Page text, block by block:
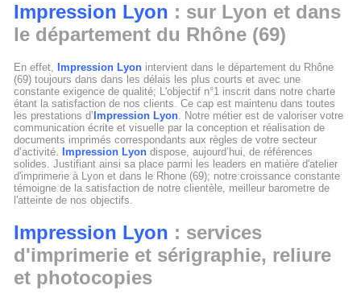
Impression Lyon : sur Lyon et dans
le département du Rhône (69)
En effet, Impression Lyon intervient dans le département du Rhône
(69) toujours dans dans les délais les plus courts et avec une
constante exigence de qualité; L'objectif n°1 inscrit dans notre charte
étant la satisfaction de nos clients. Ce cap est maintenu dans toutes
les prestations d’ Impression Lyon. Notre métier est de valoriser votre
communication écrite et visuelle par la conception et réalisation de
documents imprimés correspondants aux règles de votre secteur
d’activité. Impression Lyon dispose, aujourd’hui, de références
solides. Justifiant ainsi sa place parmi les leaders en matière d'atelier
d'imprimerie à Lyon et dans le Rhone (69); notre croissance constante
témoigne de la satisfaction de notre clientèle, meilleur barometre de
l'atteinte de nos objectifs.
Impression Lyon : services
d'imprimerie et sérigraphie, reliure
et photocopies